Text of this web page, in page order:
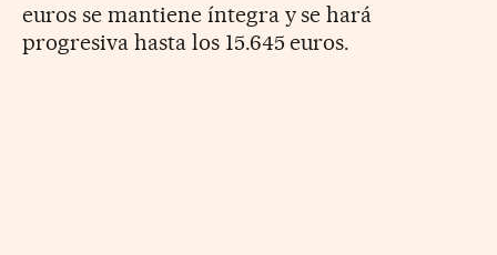
euros se mantiene íntegra y se hará
progresiva hasta los 15.645 euros.